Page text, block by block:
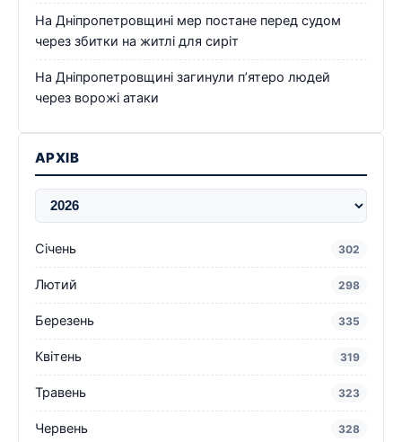
На Дніпропетровщині мер постане перед судом
через збитки на житлі для сиріт
На Дніпропетровщині загинули п’ятеро людей
через ворожі атаки
АРХІВ
Січень 302
Лютий 298
Березень 335
Квітень 319
Травень 323
Червень 328